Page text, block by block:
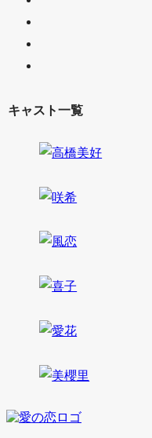
キャスト一覧